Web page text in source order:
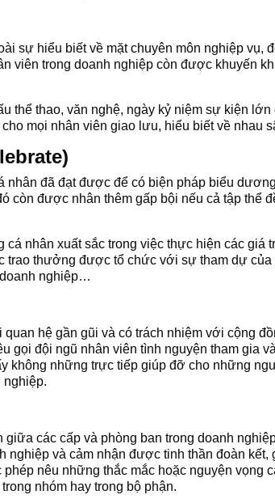
sự hiểu biết về mặt chuyên môn nghiệp
viên trong doanh nghiệp còn được khuyến
thể thao, văn nghệ, ngày kỷ niệm sự kiện
mọi nhân viên giao lưu, hiểu biết về nhau
nhân đã đạt được để có biện pháp biểu
được nhân thêm gấp bội nếu cả tập thể
nhân xuất sắc trong việc thực hiện các giá
thưởng được tổ chức với sự tham dự của
nghiệp…
hệ gần gũi và có trách nhiệm với cộng
đội ngũ nhân viên tình nguyện tham gia
không những trực tiếp giúp đỡ cho những
nghiệp.
các cấp và phòng ban trong doanh
và cảm nhận được tinh thần đoàn
nêu những thắc mắc hoặc nguyện vọng
nhóm hay trong bộ phận.